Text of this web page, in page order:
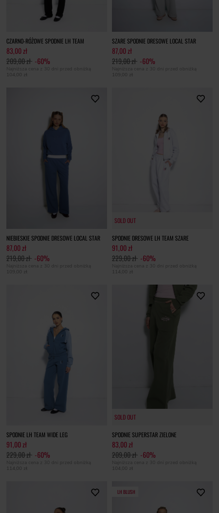
CZARNO-RÓŻOWE SPODNIE LH TEAM
83,00 zł
209,00 zł -60%
Najniższa cena z 30 dni przed obniżką
104,00 zł
SZARE SPODNIE DRESOWE LOCAL STAR
87,00 zł
219,00 zł -60%
Najniższa cena z 30 dni przed obniżką
109,00 zł
NIEBIESKIE SPODNIE DRESOWE LOCAL STAR
87,00 zł
219,00 zł -60%
Najniższa cena z 30 dni przed obniżką
109,00 zł
SOLD OUT
SOLD OUT
SPODNIE DRESOWE LH TEAM SZARE
91,00 zł
229,00 zł -60%
Najniższa cena z 30 dni przed obniżką
114,00 zł
SPODNIE LH TEAM WIDE LEG
91,00 zł
229,00 zł -60%
Najniższa cena z 30 dni przed obniżką
114,00 zł
SOLD OUT
SOLD OUT
SPODNIE SUPERSTAR ZIELONE
83,00 zł
209,00 zł -60%
Najniższa cena z 30 dni przed obniżką
104,00 zł
LH BLUSH